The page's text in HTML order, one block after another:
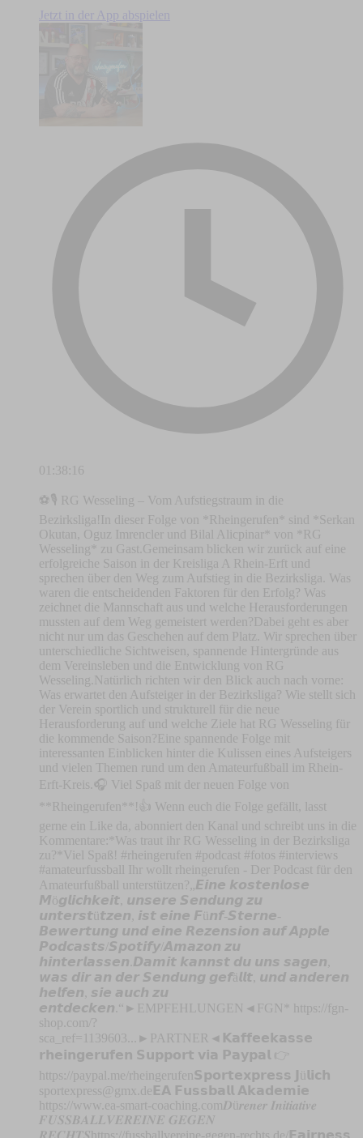
Jetzt in der App abspielen
01:38:16
⚽️🎙️ RG Wesseling – Vom Aufstiegstraum in die
Bezirksliga!In dieser Folge von *Rheingerufen* sind *Serkan
Okutan, Oguz Imrencler und Bilal Alicpinar* von *RG
Wesseling* zu Gast.Gemeinsam blicken wir zurück auf eine
erfolgreiche Saison in der Kreisliga A Rhein-Erft und
sprechen über den Weg zum Aufstieg in die Bezirksliga. Was
waren die entscheidenden Faktoren für den Erfolg? Was
zeichnet die Mannschaft aus und welche Herausforderungen
mussten auf dem Weg gemeistert werden?Dabei geht es aber
nicht nur um das Geschehen auf dem Platz. Wir sprechen über
unterschiedliche Sichtweisen, spannende Hintergründe aus
dem Vereinsleben und die Entwicklung von RG
Wesseling.Natürlich richten wir den Blick auch nach vorne:
Was erwartet den Aufsteiger in der Bezirksliga? Wie stellt sich
der Verein sportlich und strukturell für die neue
Herausforderung auf und welche Ziele hat RG Wesseling für
die kommende Saison?Eine spannende Folge mit
interessanten Einblicken hinter die Kulissen eines Aufsteigers
und vielen Themen rund um den Amateurfußball im Rhein-
Erft-Kreis.🎧 Viel Spaß mit der neuen Folge von
**Rheingerufen**!👍 Wenn euch die Folge gefällt, lasst
gerne ein Like da, abonniert den Kanal und schreibt uns in die
Kommentare:*Was traut ihr RG Wesseling in der Bezirksliga
zu?*Viel Spaß! #rheingerufen #podcast #fotos #interviews
#amateurfussball Ihr wollt rheingerufen - Der Podcast für den
Amateurfußball unterstützen?„𝙀𝙞𝙣𝙚 𝙠𝙤𝙨𝙩𝙚𝙣𝙡𝙤𝙨𝙚
𝙈ö𝙜𝙡𝙞𝙘𝙝𝙠𝙚𝙞𝙩, 𝙪𝙣𝙨𝙚𝙧𝙚 𝙎𝙚𝙣𝙙𝙪𝙣𝙜 𝙯𝙪
𝙪𝙣𝙩𝙚𝙧𝙨𝙩ü𝙩𝙯𝙚𝙣, 𝙞𝙨𝙩 𝙚𝙞𝙣𝙚 𝙁ü𝙣𝙛-𝙎𝙩𝙚𝙧𝙣𝙚-
𝘽𝙚𝙬𝙚𝙧𝙩𝙪𝙣𝙜 𝙪𝙣𝙙 𝙚𝙞𝙣𝙚 𝙍𝙚𝙯𝙚𝙣𝙨𝙞𝙤𝙣 𝙖𝙪𝙛 𝘼𝙥𝙥𝙡𝙚
𝙋𝙤𝙙𝙘𝙖𝙨𝙩𝙨/𝙎𝙥𝙤𝙩𝙞𝙛𝙮/𝘼𝙢𝙖𝙯𝙤𝙣 𝙯𝙪
𝙝𝙞𝙣𝙩𝙚𝙧𝙡𝙖𝙨𝙨𝙚𝙣.𝘿𝙖𝙢𝙞𝙩 𝙠𝙖𝙣𝙣𝙨𝙩 𝙙𝙪 𝙪𝙣𝙨 𝙨𝙖𝙜𝙚𝙣,
𝙬𝙖𝙨 𝙙𝙞𝙧 𝙖𝙣 𝙙𝙚𝙧 𝙎𝙚𝙣𝙙𝙪𝙣𝙜 𝙜𝙚𝙛ä𝙡𝙡𝙩, 𝙪𝙣𝙙 𝙖𝙣𝙙𝙚𝙧𝙚𝙣
𝙝𝙚𝙡𝙛𝙚𝙣, 𝙨𝙞𝙚 𝙖𝙪𝙘𝙝 𝙯𝙪
𝙚𝙣𝙩𝙙𝙚𝙘𝙠𝙚𝙣.“►EMPFEHLUNGEN◄FGN* https://fgn-
shop.com/?
sca_ref=1139603...►PARTNER◄𝗞𝗮𝗳𝗳𝗲𝗲𝗸𝗮𝘀𝘀𝗲
𝗿𝗵𝗲𝗶𝗻𝗴𝗲𝗿𝘂𝗳𝗲𝗻 𝗦𝘂𝗽𝗽𝗼𝗿𝘁 𝘃𝗶𝗮 𝗣𝗮𝘆𝗽𝗮𝗹 👉
https://paypal.me/rheingerufen𝗦𝗽𝗼𝗿𝘁𝗲𝘅𝗽𝗿𝗲𝘀𝘀 𝗝ü𝗹𝗶𝗰𝗵
sportexpress@gmx.de 𝗘𝗔 𝗙𝘂𝘀𝘀𝗯𝗮𝗹𝗹 𝗔𝗸𝗮𝗱𝗲𝗺𝗶𝗲
https://www.ea-smart-coaching.com𝑫ü𝒓𝒆𝒏𝒆𝒓 𝑰𝒏𝒊𝒕𝒊𝒂𝒕𝒊𝒗𝒆
𝑭𝑼𝑺𝑺𝑩𝑨𝑳𝑳𝑽𝑬𝑹𝑬𝑰𝑵𝑬 𝑮𝑬𝑮𝑬𝑵